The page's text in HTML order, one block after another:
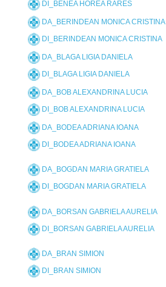
DI_BENEA HOREA RARES
DA_BERINDEAN MONICA CRISTINA
DI_BERINDEAN MONICA CRISTINA
DA_BLAGA LIGIA DANIELA
DI_BLAGA LIGIA DANIELA
DA_BOB ALEXANDRINA LUCIA
DI_BOB ALEXANDRINA LUCIA
DA_BODEA ADRIANA IOANA
DI_BODEA ADRIANA IOANA
DA_BOGDAN MARIA GRATIELA
DI_BOGDAN MARIA GRATIELA
DA_BORSAN GABRIELA AURELIA
DI_BORSAN GABRIELA AURELIA
DA_BRAN SIMION
DI_BRAN SIMION